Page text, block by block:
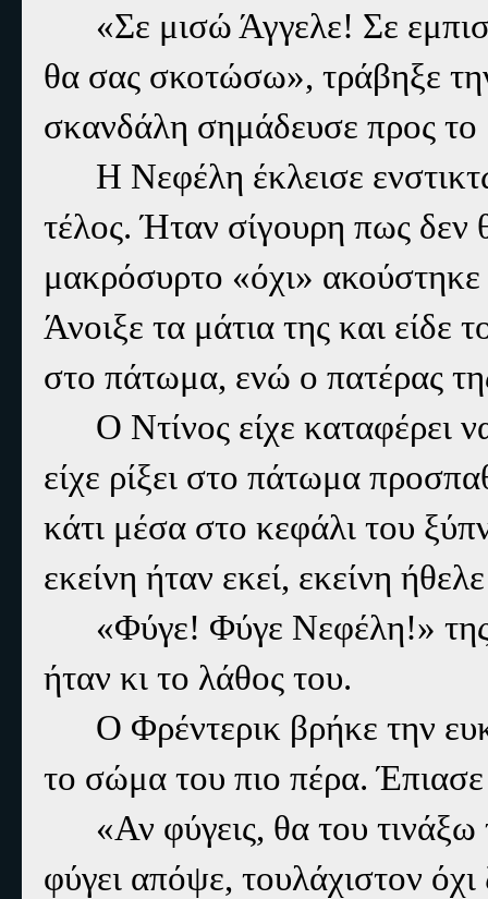
«Σε μισώ Άγγελε! Σε
θα σας σκοτώσω», τράβηξε
σκανδάλη σημάδευσε προς το
Η Νεφέλη έκλεισε
τέλος. Ήταν σίγουρη πως δεν
μακρόσυρτο «όχι»
Άνοιξε τα μάτια της και είδε
στο πάτωμα, ενώ ο πατέρας
Ο Ντίνος είχε καταφέρει
είχε ρίξει στο πάτωμα
κάτι μέσα στο κεφάλι του
εκείνη ήταν εκεί, εκείνη
«Φύγε! Φύγε Νεφέλη!»
ήταν κι το λάθος του.
Ο Φρέντερικ βρήκε την
το σώμα του πιο πέρα.
«Αν φύγεις, θα του
φύγει απόψε, τουλάχιστον